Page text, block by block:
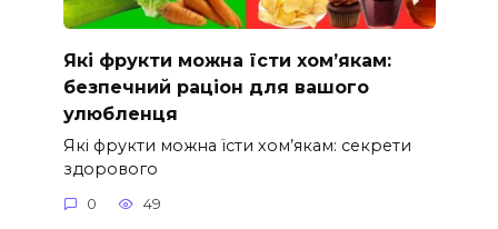
Які фрукти можна їсти хом’якам:
безпечний раціон для вашого
улюбленця
Які фрукти можна їсти хом’якам: секрети
здорового
0 49